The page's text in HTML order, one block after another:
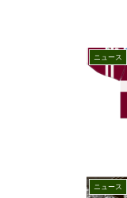
ニュース
ニュース